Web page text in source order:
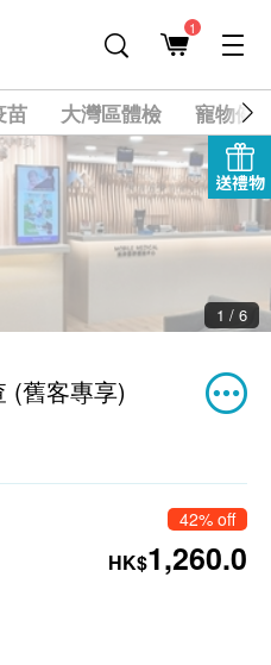
1
苗 大灣區體檢 寵物健
送禮物
2 / 6
(舊客專享)
42% off
HK$1,260.0